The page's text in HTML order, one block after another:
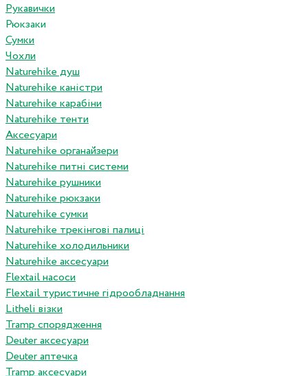
Рукавички
Рюкзаки
Сумки
Чохли
Naturehike душ
Naturehike каністри
Naturehike карабіни
Naturehike тенти
Аксесуари
Naturehike органайзери
Naturehike питні системи
Naturehike рушники
Naturehike рюкзаки
Naturehike сумки
Naturehike трекінгові палиці
Naturehike холодильники
Naturehike аксесуари
Flextail насоси
Flextail туристичне гідрообладнання
Litheli візки
Tramp спорядження
Deuter аксесуари
Deuter аптечка
Tramp аксесуари